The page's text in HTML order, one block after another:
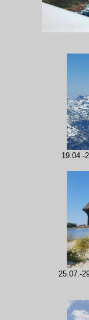
19.04.-
25.07.-